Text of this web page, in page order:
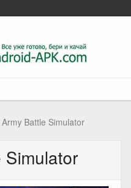
Army Battle Simulator
Simulator